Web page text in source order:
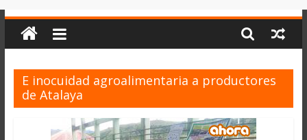
E inocuidad agroalimentaria a productores
de Atalaya